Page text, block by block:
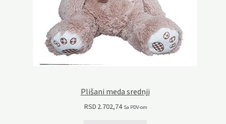
Plišani meda srednji
RSD 2.702,74 Sa PDV-om